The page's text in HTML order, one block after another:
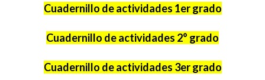
Cuadernillo de actividades 1er grado
Cuadernillo de actividades 2° grado
Cuadernillo de actividades 3er grado